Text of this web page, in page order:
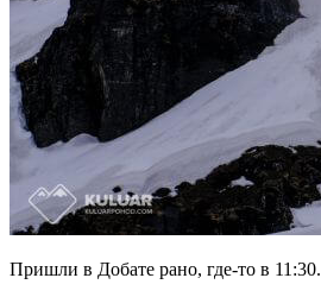
Пришли в Добате рано, где-то в 11:30.